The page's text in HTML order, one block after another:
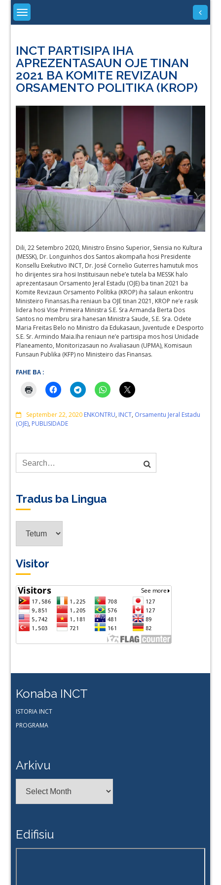
Skip
content
INCT PARTISIPA IHA
APREZENTASAUN OJE TINAN
2021 BA KOMITE REVIZAUN
ORSAMENTO POLITIKA (KROP)
Dili, 22 Setembro 2020, Ministro Ensino Superior, Siensia no Kultura
(MESSK), Dr. Longuinhos dos Santos akompaña hosi Presidente
Konsellu Exekutivo INCT, Dr. José Cornelio Guterres hamutuk mos
ho dirijentes sira hosi Instituisaun nebe’e tutela ba MESSK halo
aprezentasaun Orsamento Jeral Estadu (OJE) ba tinan 2021 ba
Komite Revizaun Orsamento Polítika (KROP) iha salaun enkontru
Ministeiro Finansas.Iha reniaun ba OJE tinan 2021, KROP ne’e rasik
lidera hosi Vise Primeira Ministra S.E. Sra Armanda Berta Dos
Santos no membru sira hanesan Ministra Saude, S.E. Sra. Odete
Maria Freitas Belo no Ministro da Edukasaun, Juventude e Desporto
S.E. Sr. Armindo Maia.Iha reniaun ne’e partisipa mos hosi Unidade
Planeamento, Monitorizasaun no Avaliasaun (UPMA), Komisaun
Funsaun Publika (KFP) no Ministeiro das Finansas.
FAHE BA :
September 22, 2020 Comments
ENKONTRU, INCT, Orsamentu Jeral Estadu
(OJE), PUBLISIDADE
Tradus ba Lingua
Visitor
Konaba INCT
ISTORIA INCT
PROGRAMA
Arkivu
Edifisiu